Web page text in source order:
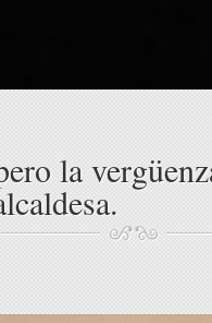
la